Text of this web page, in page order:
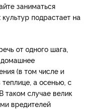
заниматься
подрастает на
от одного шага,
домашнее
(в том числе и
а осенью, с
таком случае велик
вредителей